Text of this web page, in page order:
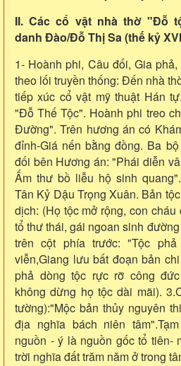
II. Các cổ vật nhà thờ "Đỗ
danh Đào/Đỗ Thị Sa (thế kỷ
1- Hoành phi, Câu đối, Gia
theo lối truyền thống: Đến nhà
tiếp xúc cổ vật mỹ thuật Hán
"Đỗ Thế Tộc". Hoành phi treo
Đường". Trên hương án có
đỉnh-Giá nến bằng đồng. Ba
đối bên Hương án: "Phái diễn
Ấm thư bồ liễu hộ sinh
Tân Kỷ Dậu Trọng Xuân. Bản
dịch: (Họ tộc mở rộng, con
tổ thư thái, gái ngoan sinh
trên cột phía trước: "Tộc
viễn,Giang lưu bất đoạn bản
phả dòng tộc rực rỡ công
không dừng họ tộc dài mãi).
tường):"Mộc bản thủy nguyên
địa nghĩa bách niên
nguồn - ý là nguồn gốc tổ tiên-
trời nghĩa đất trăm năm ở trong